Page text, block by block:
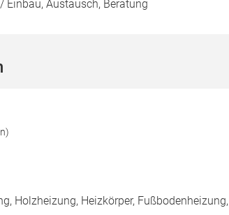
Einbau, Austausch, Beratung
Holzheizung, Heizkörper, Fußbodenheizung,